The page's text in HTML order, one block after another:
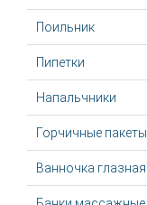
Поильник
Пипетки
Напальчники
Горчичные пакеты
Ванночка глазная